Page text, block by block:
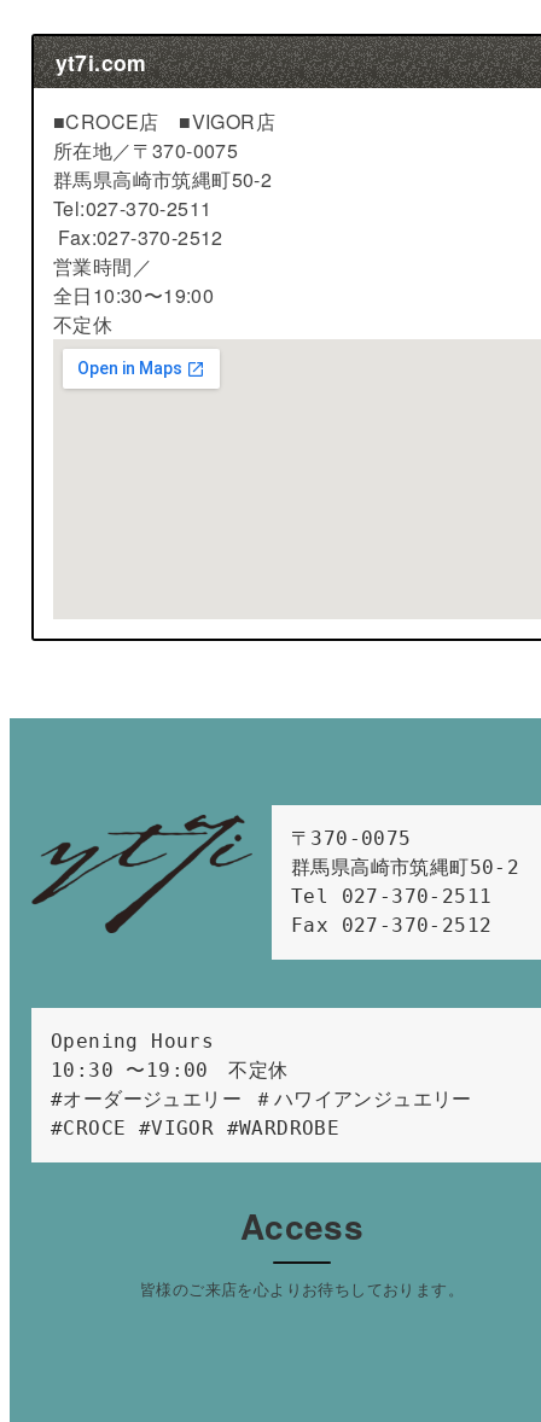
yt7i.com
■CROCE店 ■VIGOR店
所在地／〒370-0075
群馬県高崎市筑縄町50-2
Tel:027-370-2511
Fax:027-370-2512
営業時間／
全日10:30〜19:00
不定休
〒370-0075
群馬県高崎市筑縄町50-2
Tel 027-370-2511
Fax 027-370-2512
Opening Hours
10:30 〜19:00　不定休
#オーダージュエリー ＃ハワイアンジュエリー
#CROCE #VIGOR #WARDROBE
Access
皆様のご来店を心よりお待ちしております。